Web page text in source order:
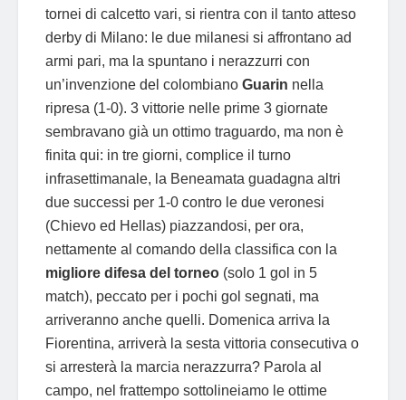
tornei di calcetto vari, si rientra con il tanto atteso
derby di Milano: le due milanesi si affrontano ad
armi pari, ma la spuntano i nerazzurri con
un’invenzione del colombiano Guarin nella
ripresa (1-0). 3 vittorie nelle prime 3 giornate
sembravano già un ottimo traguardo, ma non è
finita qui: in tre giorni, complice il turno
infrasettimanale, la Beneamata guadagna altri
due successi per 1-0 contro le due veronesi
(Chievo ed Hellas) piazzandosi, per ora,
nettamente al comando della classifica con la
migliore difesa del torneo (solo 1 gol in 5
match), peccato per i pochi gol segnati, ma
arriveranno anche quelli. Domenica arriva la
Fiorentina, arriverà la sesta vittoria consecutiva o
si arresterà la marcia nerazzurra? Parola al
campo, nel frattempo sottolineiamo le ottime